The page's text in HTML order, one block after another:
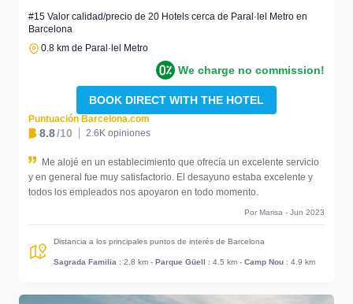
#15 Valor calidad/precio de 20 Hotels cerca de Paral·lel Metro en
Barcelona
0.8 km de Paral·lel Metro
We charge no commission!
BOOK DIRECT WITH THE HOTEL
Puntuación Barcelona.com
8.8/10 2.6K opiniones
Me alojé en un establecimiento que ofrecía un excelente servicio
y en general fue muy satisfactorio. El desayuno estaba excelente y
todos los empleados nos apoyaron en todo momento.
Por Marisa - Jun 2023
Distancia a los principales puntos de interés de Barcelona
Sagrada Familia : 2.8 km - Parque Güell : 4.5 km - Camp Nou : 4.9 km